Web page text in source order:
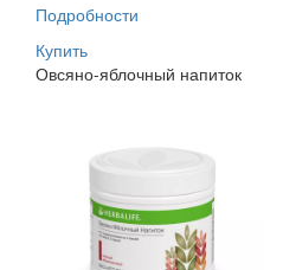
Подробности
Купить
Овсяно-яблочный напиток